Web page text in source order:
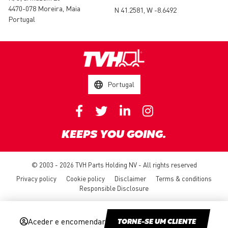
Aceder e encomendar TORNE-SE UM CLIENTE
4470-078 Moreira, Maia
Portugal
N 41.2581, W -8.6492
Portugal
KEEPS YOU GOING.
© 2003 - 2026 TVH Parts Holding NV - All rights reserved
Privacy policy
Cookie policy Disclaimer
Terms & conditions
Responsible Disclosure